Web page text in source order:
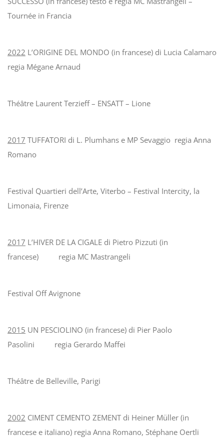
Tournée in Francia
2022 L’ORIGINE DEL MONDO (in francese) di Lucia Calamaro
regia Mégane Arnaud
Théâtre Laurent Terzieff – ENSATT – Lione
2017 TUFFATORI di L. Plumhans e MP Sevaggio regia Anna
Romano
Festival Quartieri dell’Arte, Viterbo – Festival Intercity, la
Limonaia, Firenze
2017 L’HIVER DE LA CIGALE di Pietro Pizzuti (in
francese) regia MC Mastrangeli
Festival Off Avignone
2015 UN PESCIOLINO (in francese) di Pier Paolo
Pasolini regia Gerardo Maffei
Théâtre de Belleville, Parigi
2002 CIMENT CEMENTO ZEMENT di Heiner Müller (in
francese e italiano) regia Anna Romano, Stéphane Oertli